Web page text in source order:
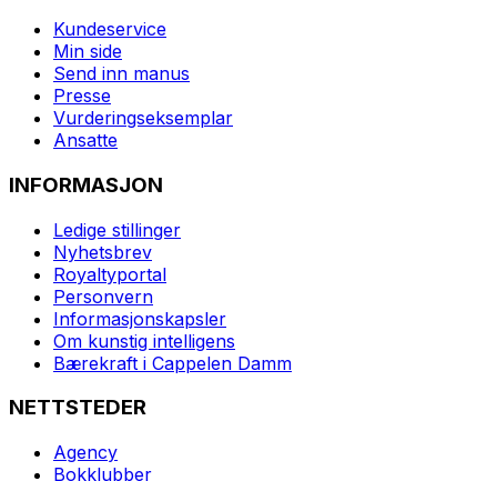
Kundeservice
Min side
Send inn manus
Presse
Vurderingseksemplar
Ansatte
INFORMASJON
Ledige stillinger
Nyhetsbrev
Royaltyportal
Personvern
Informasjonskapsler
Om kunstig intelligens
Bærekraft i Cappelen Damm
NETTSTEDER
Agency
Bokklubber